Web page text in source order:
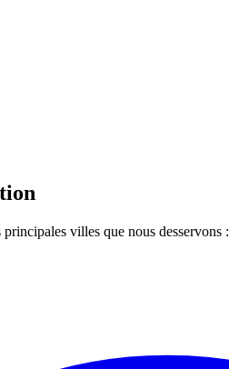
villes que nous desservons :